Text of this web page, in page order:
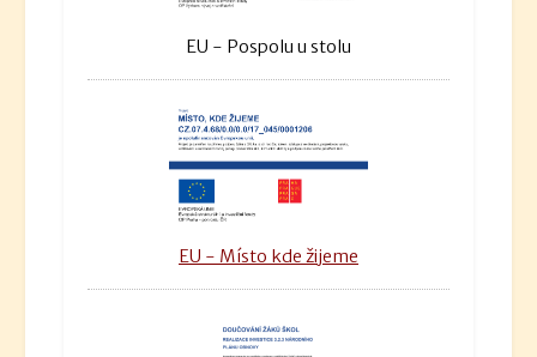
EU - Pospolu u stolu
EU - Místo kde žijeme